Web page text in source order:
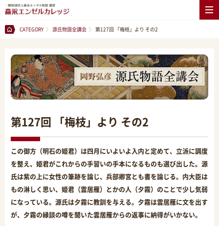
CATEGORY 源氏物語全講会 第127回 「梅枝」より その2
第127回 「梅枝」より その2
この御方（明石の姫君）は四月にいよいよ入内と定めて、立派に調度
を整え、姫君がこれからの手習いの手本になるものも選び出した。源
氏は紫の上に女性の筆跡を論じ、兵部卿宮とも書を論じる。内大臣は
もの淋しく思い、姫君（雲居雁）とかの人（夕霧）のことで少し気弱
になっている。源氏は夕霧に教訓を与える。夕霧は雲居雁に文を出す
が、夕霧の縁談の噂を聞いた雲居雁からの返事に納得がいかない。